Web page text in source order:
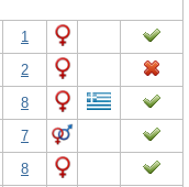
1
2
8
7
8